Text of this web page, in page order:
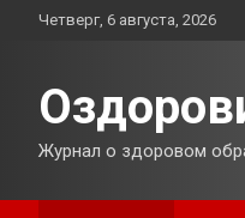
ПерейтиЧетверг, 6 августа, 2026
Журнал о здоровом